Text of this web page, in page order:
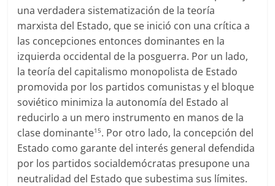
una verdadera sistematización de la teoría
marxista del Estado, que se inició con una crítica a
las concepciones entonces dominantes en la
izquierda occidental de la posguerra. Por un lado,
la teoría del capitalismo monopolista de Estado
promovida por los partidos comunistas y el bloque
soviético minimiza la autonomía del Estado al
reducirlo a un mero instrumento en manos de la
clase dominante15. Por otro lado, la concepción del
Estado como garante del interés general defendida
por los partidos socialdemócratas presupone una
neutralidad del Estado que subestima sus límites.